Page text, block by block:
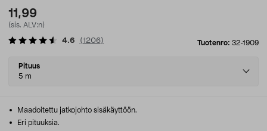
11,99
(sis. ALV:n)
Tuotenro: 32-1909
4.6 (1206)
Select
variant
Pituus
5 m
Maadoitettu jatkojohto sisäkäyttöön.
Eri pituuksia.